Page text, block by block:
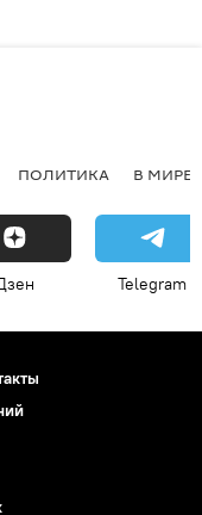
ПОЛИТИКА В МИРЕ
Telegram